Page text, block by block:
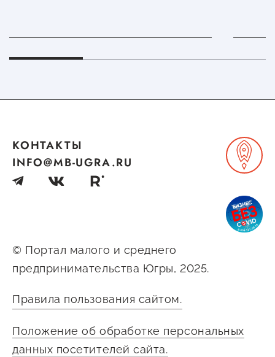
© Портал малого и среднего
предпринимательства Югры, 2025.
Правила пользования сайтом.
Положение об обработке персональных
данных посетителей сайта.
КОНТАКТЫ
INFO@MB-UGRA.RU